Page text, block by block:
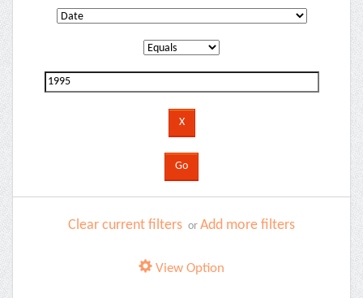
Clear current filters or Add more filters
View Option